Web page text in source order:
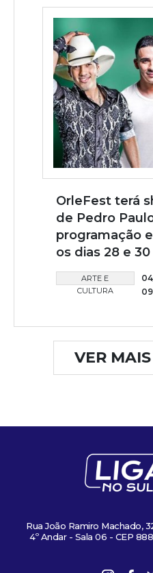
OrleFest terá
de Pedro
programação
os dias 28 e
ARTE E
CULTURA
VER
Rua João Ramiro Machado,
4º Andar - Sala 06 - CEP